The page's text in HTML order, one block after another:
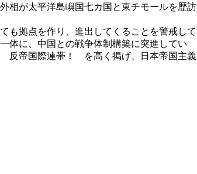
相が太平洋島嶼国七カ国と東チモールを歴訪
も拠点を作り、進出してくることを警戒して
に、中国との戦争体制構築に突進してい
反帝国際連帯！ を高く掲げ、日本帝国主義